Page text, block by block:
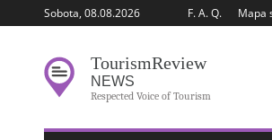
Sobota, 08.08.2026 F. A. Q. Mapa
TourismReview
NEWS
Respected Voice of Tourism